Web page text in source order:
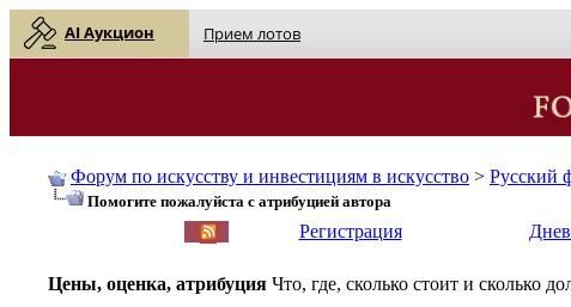
AI Аукцион Прием лотов
Форум по искусству и инвестициям в искусство > Русский
Помогите пожалуйста с атрибуцией автора
Регистрация
Цены, оценка, атрибуция Что, где, сколько стоит и сколько